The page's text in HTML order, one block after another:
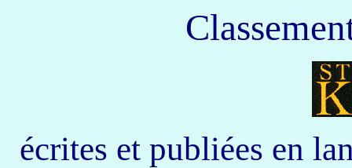
écrites et publiées en